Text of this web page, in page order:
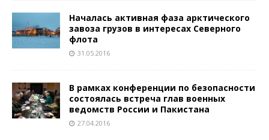
Началась активная фаза арктического
завоза грузов в интересах Северного
флота
31.05.2016
В рамках конференции по безопасности
состоялась встреча глав военных
ведомств России и Пакистана
27.04.2016